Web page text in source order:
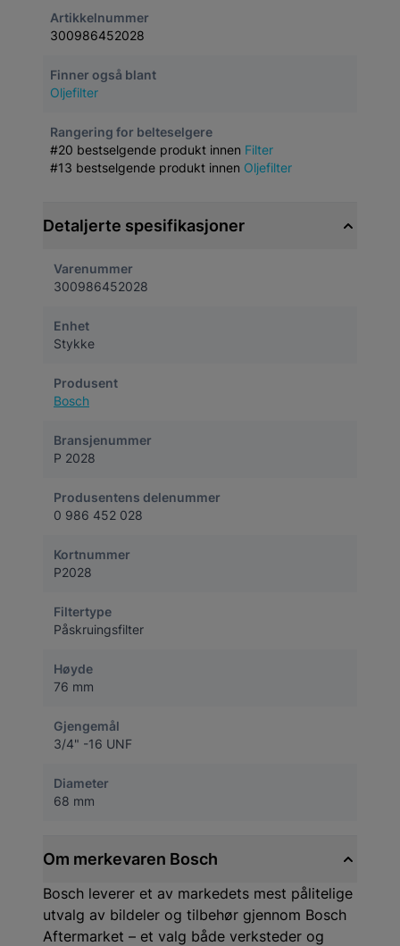
Artikkelnummer
300986452028
Finner også blant
Oljefilter
Rangering for belteselgere
#20 bestselgende produkt innen Filter
#13 bestselgende produkt innen Oljefilter
Detaljerte spesifikasjoner
Varenummer
300986452028
Enhet
Stykke
Produsent
Bosch
Bransjenummer
P 2028
Produsentens delenummer
0 986 452 028
Kortnummer
P2028
Filtertype
Påskruingsfilter
Høyde
76 mm
Gjengemål
3/4" -16 UNF
Diameter
68 mm
Om merkevaren Bosch
Bosch leverer et av markedets mest pålitelige
utvalg av bildeler og tilbehør gjennom Bosch
Aftermarket – et valg både verksteder og